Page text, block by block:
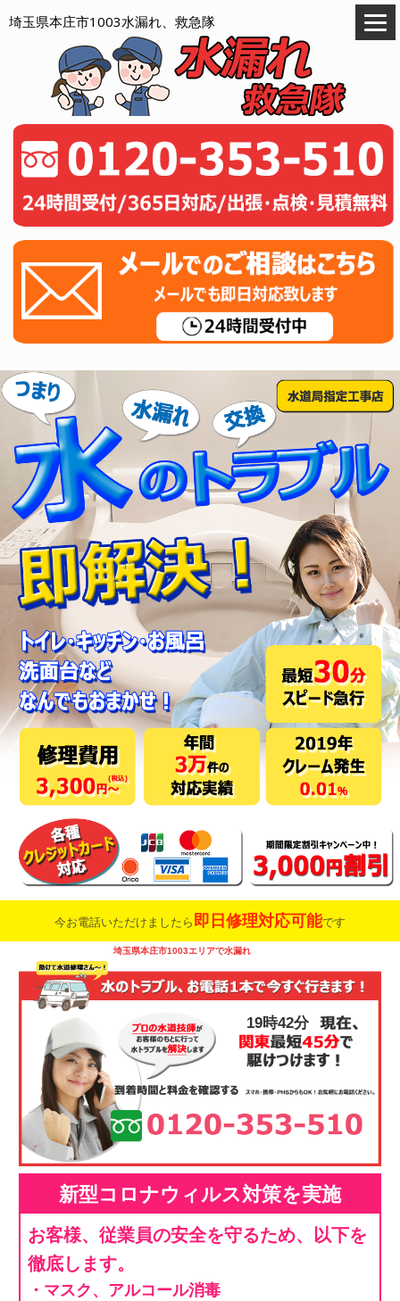
埼玉県本庄市1003水漏れ、救急隊
今お電話いただけましたら 即日修理対応可能です
埼玉県本庄市1003エリアで水漏れ
19時42分
新型コロナウィルス対策を実施
お客様、従業員の安全を守るため、以下を
徹底します。
・マスク、アルコール消毒